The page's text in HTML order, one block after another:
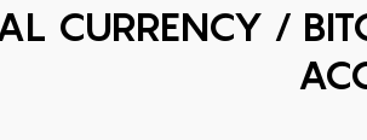
CURRENCY /